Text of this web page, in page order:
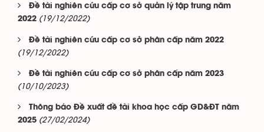
Đề tài nghiên cứu cấp cơ sở quản lý tập trung năm
2022 (19/12/2022)
Đề tài nghiên cứu cấp cơ sở phân cấp năm 2022
(19/12/2022)
Đề tài nghiên cứu cấp cơ sở phân cấp năm 2023
(10/10/2023)
Thông báo Đề xuất đề tài khoa học cấp GD&ĐT năm
2025 (27/02/2024)